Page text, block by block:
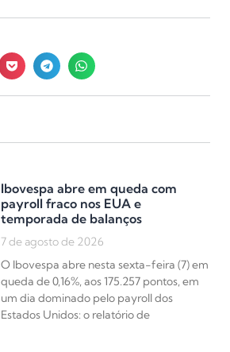
Ibovespa abre em queda com
payroll fraco nos EUA e
temporada de balanços
7 de agosto de 2026
O Ibovespa abre nesta sexta-feira (7) em
queda de 0,16%, aos 175.257 pontos, em
um dia dominado pelo payroll dos
Estados Unidos: o relatório de